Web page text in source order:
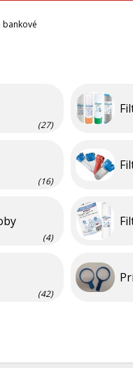
bankové
(27)
(16)
(4)
(42)